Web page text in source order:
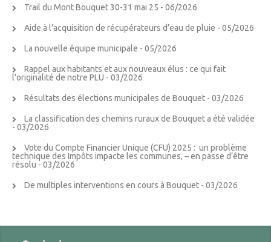
Trail du Mont Bouquet 30-31 mai 25 - 06/2026
Aide à l’acquisition de récupérateurs d’eau de pluie - 05/2026
La nouvelle équipe municipale - 05/2026
Rappel aux habitants et aux nouveaux élus : ce qui fait
l’originalité de notre PLU - 03/2026
Résultats des élections municipales de Bouquet - 03/2026
La classification des chemins ruraux de Bouquet a été validée
- 03/2026
Vote du Compte Financier Unique (CFU) 2025 : un problème
technique des Impôts impacte les communes, – en passe d’être
résolu - 03/2026
De multiples interventions en cours à Bouquet - 03/2026